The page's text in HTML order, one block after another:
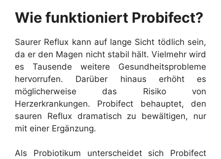
Wie funktioniert Probifect?
Saurer Reflux kann auf lange Sicht tödlich sein,
da er den Magen nicht stabil hält. Vielmehr wird
es Tausende weitere Gesundheitsprobleme
hervorrufen. Darüber hinaus erhöht es
möglicherweise das Risiko von
Herzerkrankungen. Probifect behauptet, den
sauren Reflux dramatisch zu bewältigen, nur
mit einer Ergänzung.
Als Probiotikum unterscheidet sich Probifect